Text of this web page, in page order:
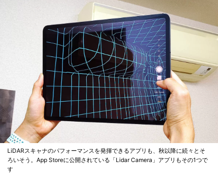
LiDARスキャナのパフォーマンスを発揮できるアプリも、秋以降に続々とそ
ろいそう。App Storeに公開されている「Lidar Camera」アプリもその1つで
す